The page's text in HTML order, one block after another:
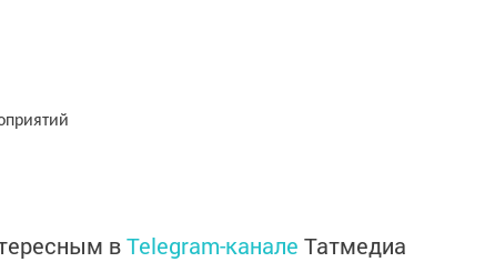
вTelegram-канале Татмедиа